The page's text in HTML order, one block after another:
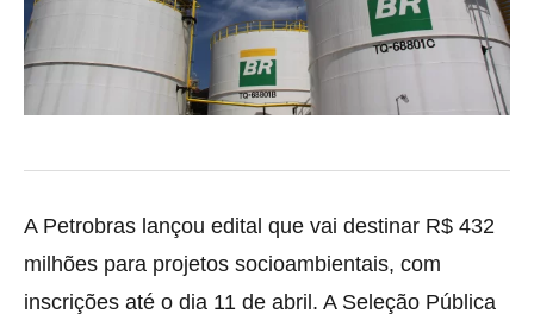
A Petrobras lançou edital que vai destinar R$ 432
milhões para projetos socioambientais, com
inscrições até o dia 11 de abril. A Seleção Pública